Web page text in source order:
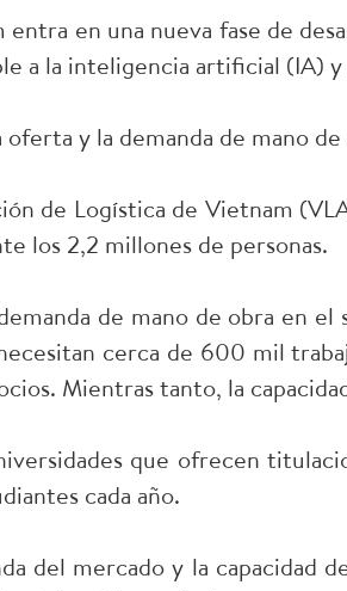
en una nueva fase de
a la inteligencia artificial (IA) y
y la demanda de mano de
de Logística de Vietnam
los 2,2 millones de personas.
de mano de obra en
cerca de 600 mil
Mientras tanto, la
que ofrecen
cada año.
del mercado y la capacidad